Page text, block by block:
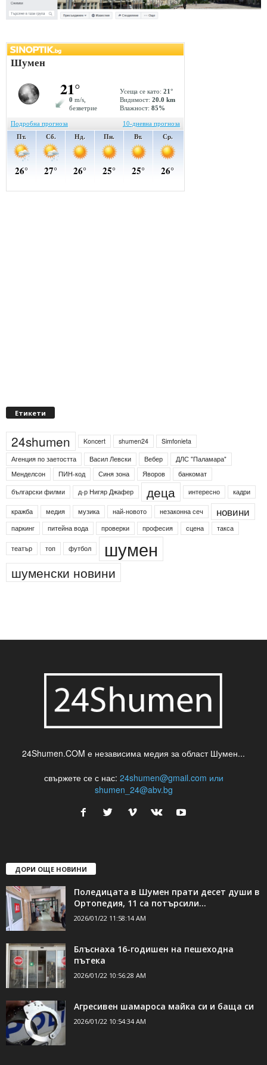
Етикети
24shumen Koncert shumen24
Simfonieta
Агенция по заетостта
Васил Левски Вебер
ДЛС "Паламара"
Менделсон
ПИН-код Синя зона Яворов
банкомат
български филми
д-р Нигяр Джафер деца интересно кадри
кражба медия музика най-новото незаконна сеч новини
паркинг питейна вода проверки професия сцена такса
театър топ футбол шумен
шуменски новини
24Shumen.COM е независима медия за област Шумен...
свържете се с нас: 24shumen@gmail.com или
shumen_24@abv.bg
ДОРИ ОЩЕ НОВИНИ
Поледицата в Шумен прати десет души в
Ортопедия, 11 са потърсили...
2026/01/22 11:58:14 AM
Блъснаха 16-годишен на пешеходна
пътека
2026/01/22 10:56:28 AM
Агресивен шамароса майка си и баща си
2026/01/22 10:54:34 AM